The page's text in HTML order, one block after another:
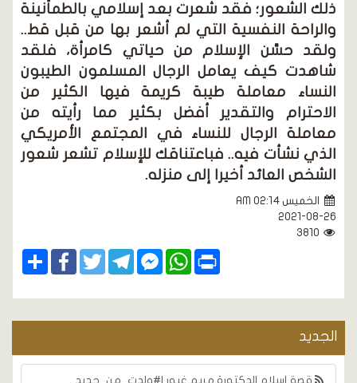
ذلك الشعور؛ فقد شعرت بعد إسلامي بالطمأنينة
والراحة النفسية التي لم أشعر بها من قبل قط..
ولقد حسَّن الإسلام من حياتي كامرأة، فلقد
شاهدت كيف يعامل الرجال المسلمون الطيبون
النساء معاملة طيبة كريمة فيها الكثير من
الاحترام والتقدير أفضل بكثير مما رأيته من
معاملة الرجال للنساء في المجتمع الأمريكي
الذي نشأت فيه.. فباعتناقك للإسلام تشعر شعور
الشخص العائد أخيرا إلى منزله.
الخميس AM 02:14
2021-08-26
Share
FacebookTwitterTelegramFacebook
Messenger
WhatsApp Print
الجديد
قصة إسلام الدكتورة مريم غبور |#ولدت_من_جديد